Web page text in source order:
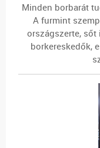
Minden borbarát
A furmint
országszerte,
borkereskedők,